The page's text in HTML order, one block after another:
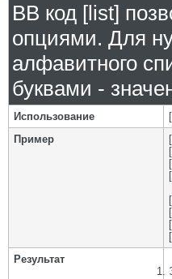
BB код [list]
опциями. Для
алфавитного
буквами -
Использование
Пример
Результат